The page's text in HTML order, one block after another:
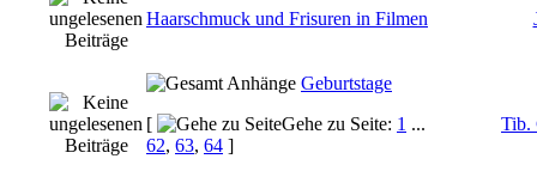
Haarschmuck und Frisuren in Filmen
Geburtstage
[
Gehe zu Seite: 1 ...
62, 63, 64 ]
Tib.